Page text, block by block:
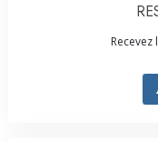
Recevez